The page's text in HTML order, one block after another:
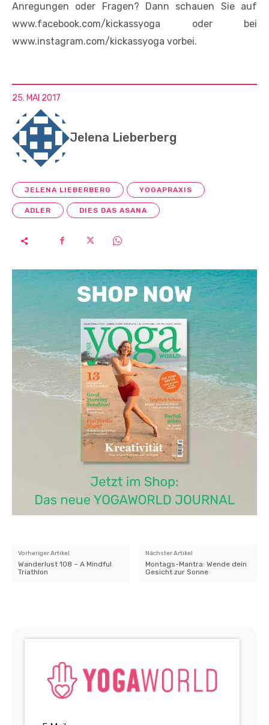
Anregungen oder Fragen? Dann schauen Sie auf
www.facebook.com/kickassyoga oder bei
www.instagram.com/kickassyoga vorbei.
25. MAI 2017
Jelena Lieberberg
JELENA LIEBERBERG YOGAPRAXIS
ADLER DIES DAS ASANA
Vorheriger Artikel
Wanderlust 108 – A Mindful
Triathlon
Nächster Artikel
Montags-Mantra: Wende dein
Gesicht zur Sonne